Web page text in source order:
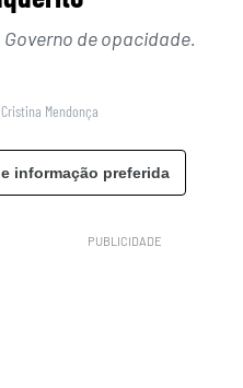
de opacidade.
Cristina Mendonça
informação preferida